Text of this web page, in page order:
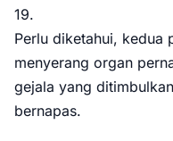
19.
Perlu diketahui, kedua
menyerang organ
gejala yang
bernapas.